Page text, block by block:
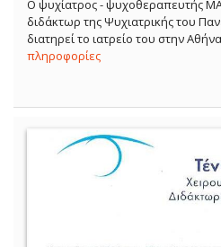
Ο ψυχίατρος - ψυχοθεραπευτής
διδάκτωρ της Ψυχιατρικής του
διατηρεί το ιατρείο του στην
πληροφορίες